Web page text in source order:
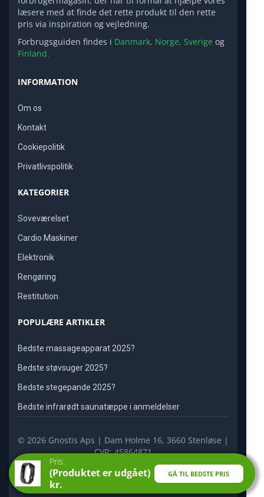
Pris:
(Produktet er udgået)
kr.
GÅ TIL BEDSTE PRIS
læsere med at finde det rette produkt til den rette
pris via inspiration og vejledning.
Forbrugsguiden findes i Danmark, Norge, Sverige og
Finland.
INFORMATION
Om os
Kontakt
Cookiepolitik
Privatlivspolitik
KATEGORIER
Soveværelset
Cardio Maskiner
Elektronik
Rengøring
Restitution
POPULÆRE ARTIKLER
Bedste massageapparat 2025?
Bedste støvsuger 2025?
Bedste stegepande 2025?
Bedste infrarødt saunatæppe i anmeldelser
© 2026 Gnostis Aps | Dam Holme 16, 3660 Stenløse |
CVR: 45864871